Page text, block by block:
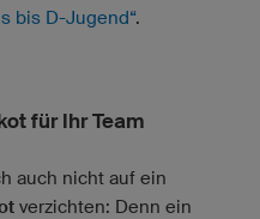
bis D-Jugend“.
für Ihr Team
auch nicht auf ein
verzichten: Denn ein